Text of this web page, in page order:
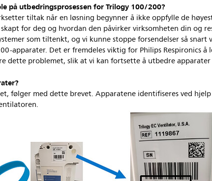
på utbedringsprosessen for Trilogy 100/200?
tiltak når en løsning begynner å ikke oppfylle de
for deg og hvordan den påvirker virksomheten din og
som tiltenkt, og vi kunne stoppe forsendelser så snart
apparater. Det er fremdeles viktig for Philips Respironics å
dette problemet, slik at vi kan fortsette å utbedre
følger med dette brevet. Apparatene identifiseres ved